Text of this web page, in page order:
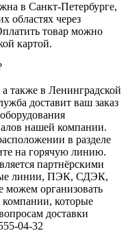
в Санкт-Петербурге,
областях через
товар можно
картой.
также в Ленинградской
доставит ваш заказ
нашей компании.
в разделе
на горячую линию.
партнёрскими
линии, ПЭК, СДЭК,
организовать
компании, которые
доставки
04-32